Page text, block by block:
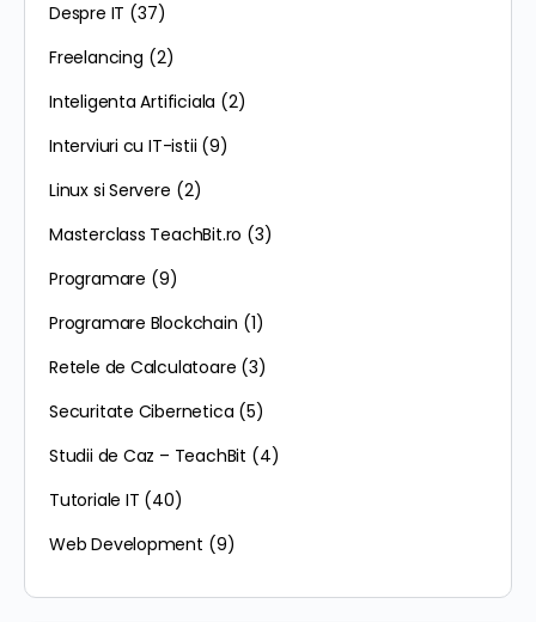
Despre IT (37)
Freelancing (2)
Inteligenta Artificiala (2)
Interviuri cu IT-istii (9)
Linux si Servere (2)
Masterclass TeachBit.ro (3)
Programare (9)
Programare Blockchain (1)
Retele de Calculatoare (3)
Securitate Cibernetica (5)
Studii de Caz – TeachBit (4)
Tutoriale IT (40)
Web Development (9)